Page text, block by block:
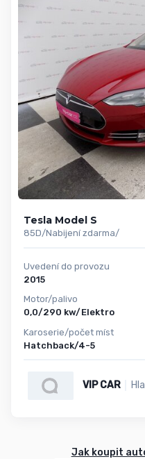
Tesla Model S
85D/Nabijení zdarma/
Uvedení do provozu
2015
Motor/palivo
0,0/290 kw/Elektro
Karoserie/počet míst
Hatchback/4-5
VIP CAR
Jak koupit